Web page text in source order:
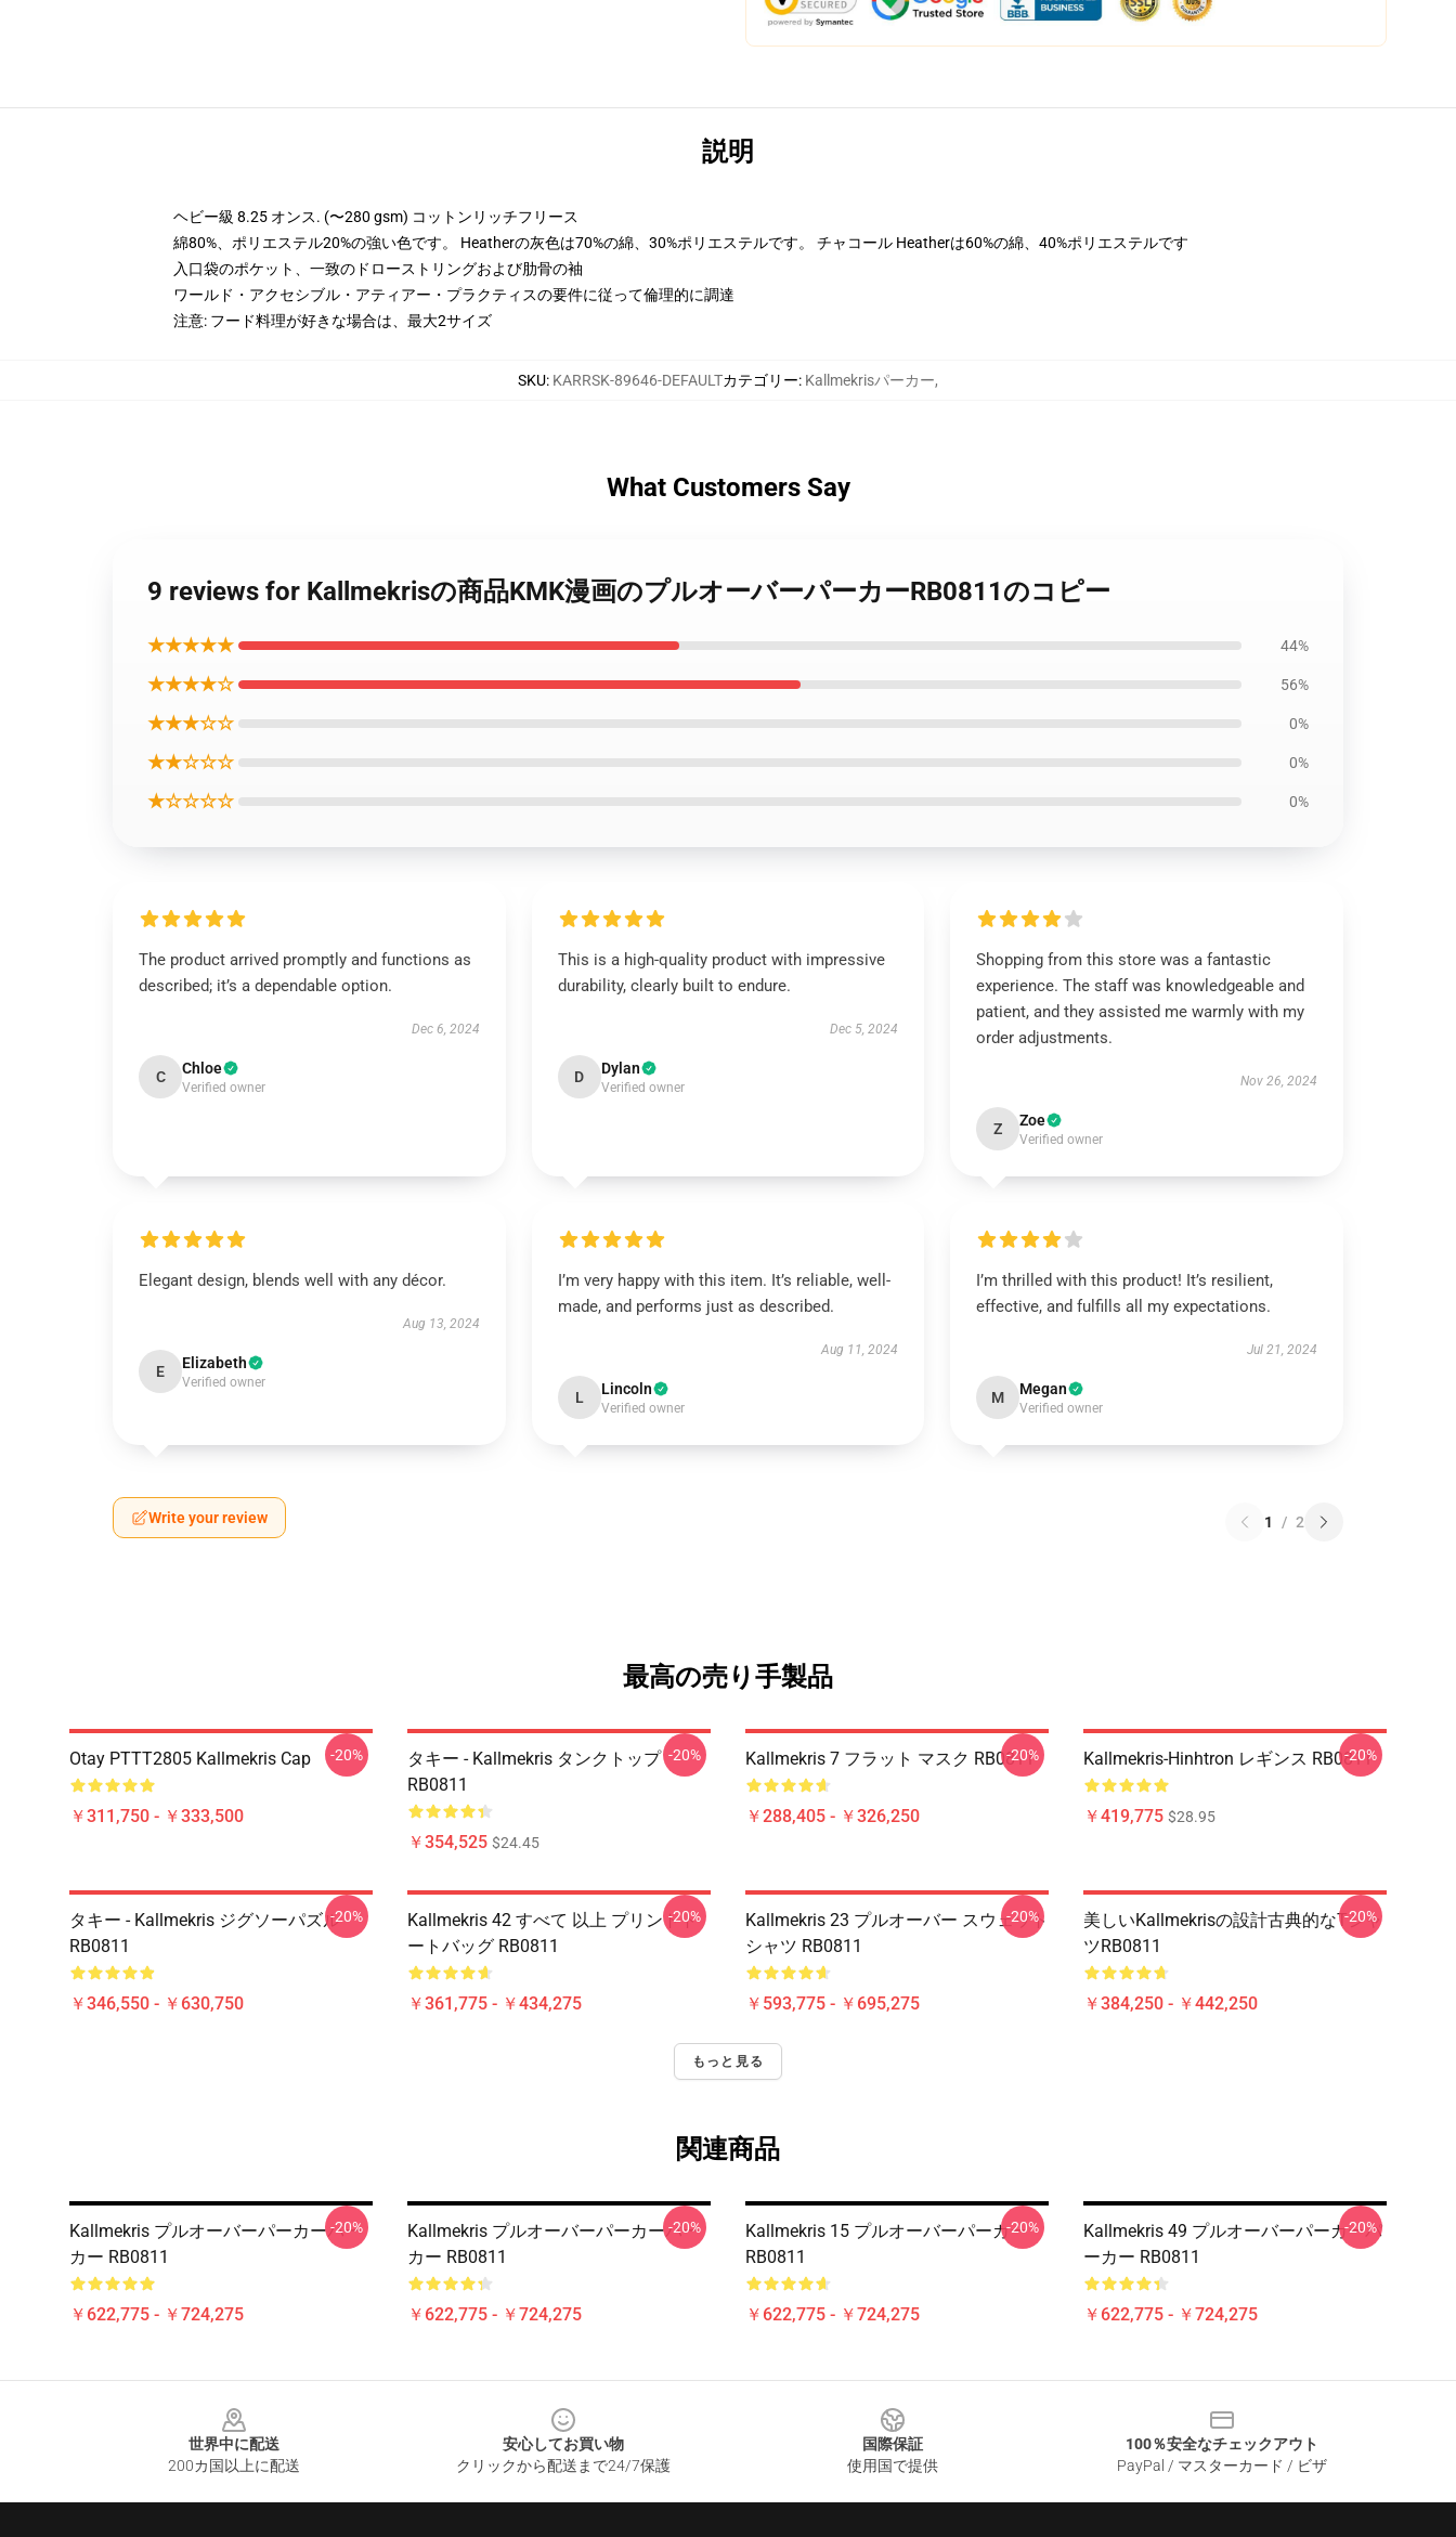
説明
ヘビー級 8.25 オンス. (〜280 gsm) コットンリッチフリース
綿80%、ポリエステル20%の強い色です。 Heatherの灰色は70%の綿、30%ポリエステルです。 チャコール Heatherは60%の綿、40%ポリエステルです
入口袋のポケット、一致のドローストリングおよび肋骨の袖
ワールド・アクセシブル・アティアー・プラクティスの要件に従って倫理的に調達
注意: フード料理が好きな場合は、最大2サイズ
SKU: KARRSK-89646-DEFAULTカテゴリー: Kallmekrisパーカー,
What Customers Say
9 reviews for Kallmekrisの商品KMK漫画のプルオーバーパーカーRB0811のコピー
★★★★★ 44%
★★★★☆ 56%
★★★☆☆ 0%
★★☆☆☆ 0%
★☆☆☆☆ 0%
The product arrived promptly and functions as
described; it’s a dependable option.
Dec 6, 2024
C Chloe
Verified owner
This is a high-quality product with impressive
durability, clearly built to endure.
Dec 5, 2024
D Dylan
Verified owner
Shopping from this store was a fantastic
experience. The staff was knowledgeable and
patient, and they assisted me warmly with my
order adjustments.
Nov 26, 2024
Z Zoe
Verified owner
Elegant design, blends well with any décor.
Aug 13, 2024
E Elizabeth
Verified owner
I’m very happy with this item. It’s reliable, well-
made, and performs just as described.
Aug 11, 2024
L Lincoln
Verified owner
I’m thrilled with this product! It’s resilient,
effective, and fulfills all my expectations.
Jul 21, 2024
M Megan
Verified owner
Write your review 1 / 2
最高の売り手製品
Otay PTTT2805 Kallmekris Cap
￥311,750 - ￥333,500
-20%
タキー - Kallmekris タンクトップ
RB0811
￥354,525 $24.45
-20% Kallmekris 7 フラット マスク RB0811
￥288,405 - ￥326,250
-20% Kallmekris-Hinhtron レギンス RB0811
￥419,775 $28.95
-20%
タキー - Kallmekris ジグソーパズル
RB0811
￥346,550 - ￥630,750
-20%
Kallmekris 42 すべて 以上 プリントト
ートバッグ RB0811
￥361,775 - ￥434,275
-20%
Kallmekris 23 プルオーバー スウェット
シャツ RB0811
￥593,775 - ￥695,275
-20%
美しいKallmekrisの設計古典的なTシャ
ツRB0811
￥384,250 - ￥442,250
-20%
もっと見る
関連商品
Kallmekris プルオーバーパーカーパー
カー RB0811
￥622,775 - ￥724,275
-20%
Kallmekris プルオーバーパーカーパー
カー RB0811
￥622,775 - ￥724,275
-20%
Kallmekris 15 プルオーバーパーカー
RB0811
￥622,775 - ￥724,275
-20%
Kallmekris 49 プルオーバーパーカーパ
ーカー RB0811
￥622,775 - ￥724,275
-20%
世界中に配送
200カ国以上に配送
安心してお買い物
クリックから配送まで24/7保護
国際保証
使用国で提供
100％安全なチェックアウト
PayPal / マスターカード / ビザ